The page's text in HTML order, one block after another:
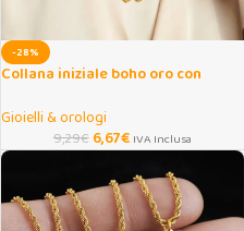
-28%
Collana iniziale boho oro con
Gioielli & orologi
9,29€ 6,67€ IVA Inclusa